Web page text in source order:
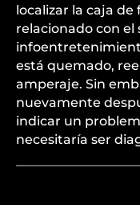
localizar la caja de
relacionado con el
está quemado,
amperaje. Sin
nuevamente
indicar un
necesitaría ser